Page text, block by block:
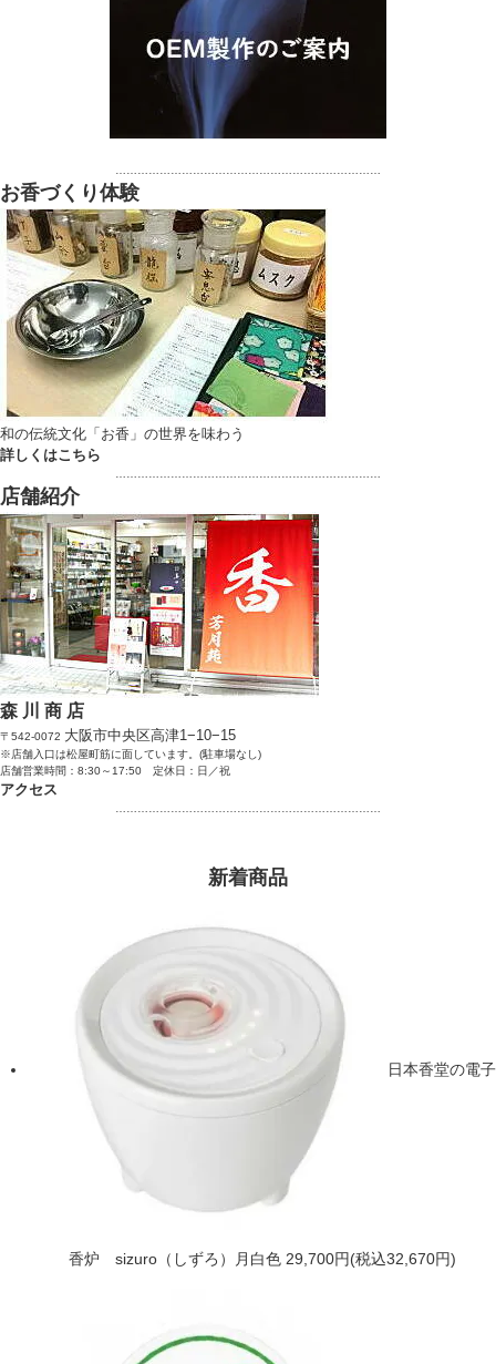
お香づくり体験
和の伝統文化「お香」の世界を味わう
詳しくはこちら
店舗紹介
森 川 商 店
〒542-0072 大阪市中央区高津1−10−15
※店舗入口は松屋町筋に面しています。(駐車場なし)
店舗営業時間：8:30～17:50 定休日：日／祝
アクセス
新着商品
日本香堂の電子
香炉 sizuro（しずろ）月白色 29,700円(税込32,670円)